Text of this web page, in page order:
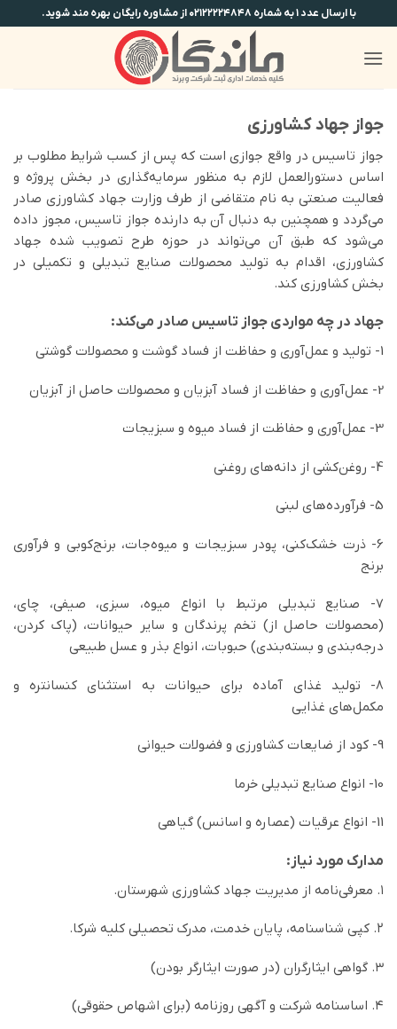
to
content
با ارسال عدد ۱ به شماره ۰۲۱۲۲۲۲۴۸۴۸ از مشاوره رایگان بهره مند شوید.
جواز جهاد کشاورزی
جواز تاسیس در واقع جوازی است كه پس از کسب شرایط مطلوب بر
اساس دستورالعمل لازم به منظور سرمايه‌گذاری در بخش پروژه و
فعاليت صنعتی به نام متقاضی از طرف وزارت جهاد کشاورزی صادر
می‌گردد و همچنین به دنبال آن به دارنده جواز تاسیس، مجوز داده
می‌شود که طبق آن می‌تواند در حوزه طرح تصویب شده جهاد
کشاورزی، اقدام به تولید محصولات صنايع تبديلی و تكميلی در
بخش كشاورزی کند.
جهاد در چه مواردی جواز تاسیس صادر می‌کند:
1- توليد و عمل‌آوری و حفاظت از فساد گوشت و محصولات گوشتی
2- عمل‌آوری و حفاظت از فساد آبزيان و محصولات حاصل از آبزيان
3- عمل‌آوری و حفاظت از فساد ميوه و سبزيجات
4- روغن‌كشی از دانه‌های روغنی
5- فرآورده‌های لبنی
6- ذرت خشك‌كنی، پودر سبزيجات و ميوه‌جات، برنج‌كوبی و فرآوری
برنج
7- صنايع تبديلی مرتبط با انواع ميوه، سبزی، صيفی، چای،
(محصولات حاصل از) تخم پرندگان و ساير حيوانات، (پاك كردن،
درجه‌بندی و بسته‌بندی) حبوبات، انواع بذر و عسل طبيعی
8- توليد غذای آماده برای حيوانات به استثنای كنسانتره و
مكمل‌های غذايی
9- كود از ضايعات كشاورزی و فضولات حيوانی
10- انواع صنايع تبديلی خرما
11- انواع عرقيات (عصاره و اسانس) گياهی
مدارک مورد نیاز:
۱. معرفی‌نامه از مدیریت جهاد کشاورزی شهرستان.
۲. کپی شناسنامه، ‌پایان خدمت، ‌مدرک تحصیلی کلیه شرکا.
۳. گواهی ایثارگران (در صورت ایثارگر بودن)
۴. اساسنامه شرکت و آگهی روزنامه (برای اشهاص حقوقی)